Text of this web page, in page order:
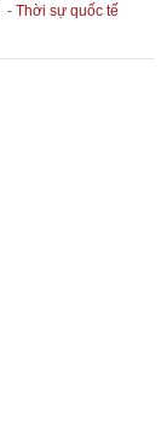
Thời sự quốc tế